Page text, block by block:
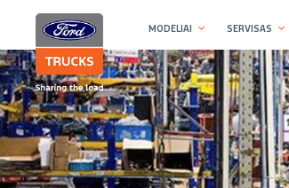
MODELIAI SERVISAS